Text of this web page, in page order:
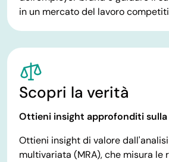
in un mercato del lavoro
Scopri la verità
Ottieni insight approfonditi
Ottieni insight di valore
multivariata (MRA), che misura le